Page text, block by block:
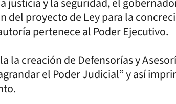
del proyecto de Ley para la
pertenece al Poder Ejecutivo.
la creación de Defensorías y
el Poder Judicial” y así